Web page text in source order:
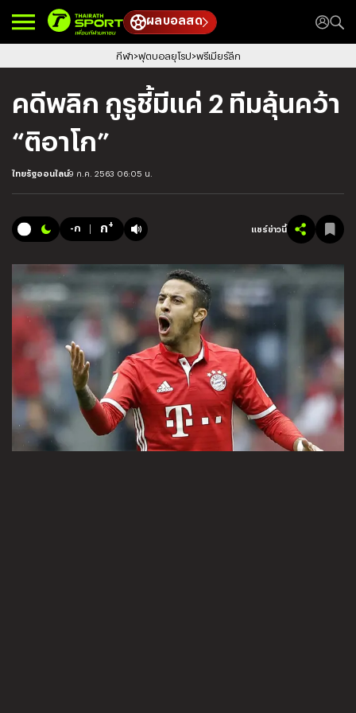
ผลบอลสด
กีฬา ฟุตบอลยุโรป พรีเมียร์ลีก
คดีพลิก กูรูชี้มีแค่ 2 ทีมลุ้นคว้า
“ติอาโก”
ไทยรัฐออนไลน์9 ก.ค. 2563 06:05 น.
-ก ก+ แชร์ข่าวนี้